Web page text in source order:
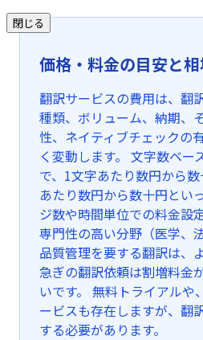
閉じる
価格・料金の目安と
翻訳サービスの費用は、翻
種類、ボリューム、納期、
性、ネイティブチェックの
く変動します。 文字数ベー
で、1文字あたり数円から
あたり数円から数十円とい
ジ数や時間単位での料金設
専門性の高い分野（医学、
品質管理を要する翻訳は、
急ぎの翻訳依頼は割増料金
いです。 無料トライアルや
ービスも存在しますが、翻
する必要があります。